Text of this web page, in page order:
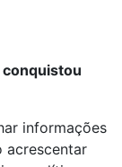
informações
acrescentar